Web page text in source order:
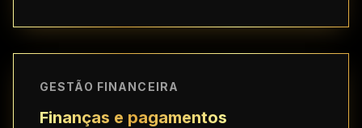
GESTÃO FINANCEIRA
Finanças e pagamentos